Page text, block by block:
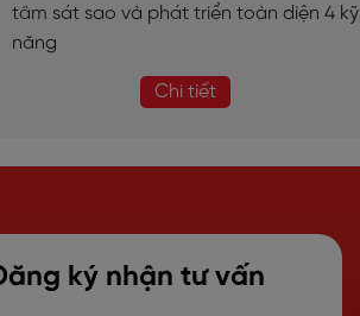
tâm sát sao và phát triển toàn diện 4 kỹ
năng
Chi tiết
ký nhận tư vấn